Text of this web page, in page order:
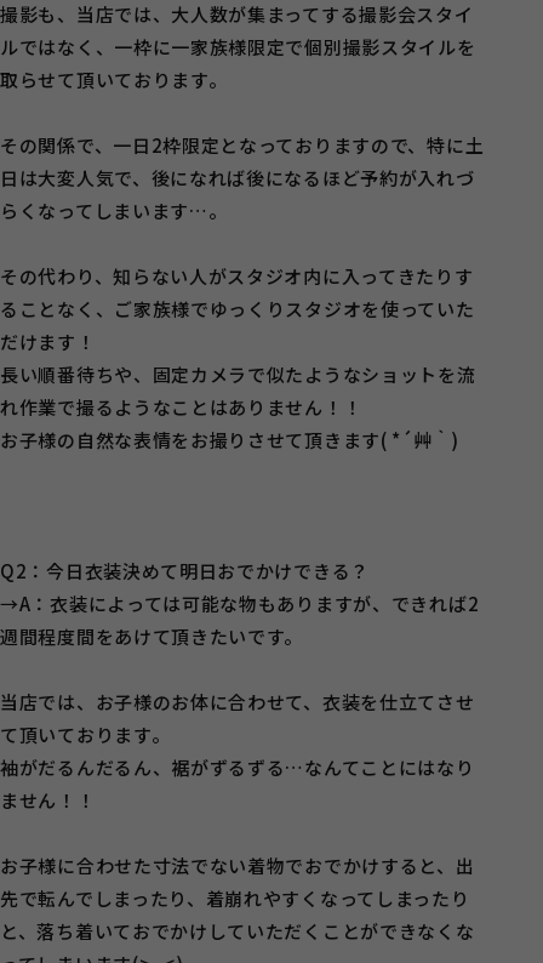
撮影も、当店では、大人数が集まってする撮影会スタイ
ルではなく、一枠に一家族様限定で個別撮影スタイルを
取らせて頂いております。
その関係で、一日2枠限定となっておりますので、特に土
日は大変人気で、後になれば後になるほど予約が入れづ
らくなってしまいます…。
その代わり、知らない人がスタジオ内に入ってきたりす
ることなく、ご家族様でゆっくりスタジオを使っていた
だけます！
長い順番待ちや、固定カメラで似たようなショットを流
れ作業で撮るようなことはありません！！
お子様の自然な表情をお撮りさせて頂きます( *´艸｀)
Q2：今日衣装決めて明日おでかけできる？
→A：衣装によっては可能な物もありますが、できれば2
週間程度間をあけて頂きたいです。
当店では、お子様のお体に合わせて、衣装を仕立てさせ
て頂いております。
袖がだるんだるん、裾がずるずる…なんてことにはなり
ません！！
お子様に合わせた寸法でない着物でおでかけすると、出
先で転んでしまったり、着崩れやすくなってしまったり
と、落ち着いておでかけしていただくことができなくな